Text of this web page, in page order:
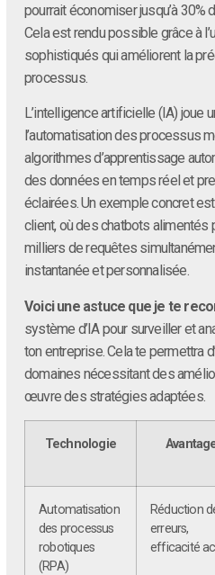
pourrait économiser jusqu’à
Cela est rendu possible grâce à
sophistiqués qui améliorent la
processus.
L’intelligence artificielle (IA) joue
l’automatisation des processus
algorithmes d’apprentissage
des données en temps réel et
éclairées. Un exemple concret
client, où des chatbots alimentés
milliers de requêtes
instantanée et personnalisée.
Voici une astuce que je te
système d’IA pour surveiller et
ton entreprise. Cela te permettra
domaines nécessitant des
œuvre des stratégies adaptées.
Technologie
Automatisation
des processus
robotiques
(RPA)
Réduction
erreurs,
efficacité